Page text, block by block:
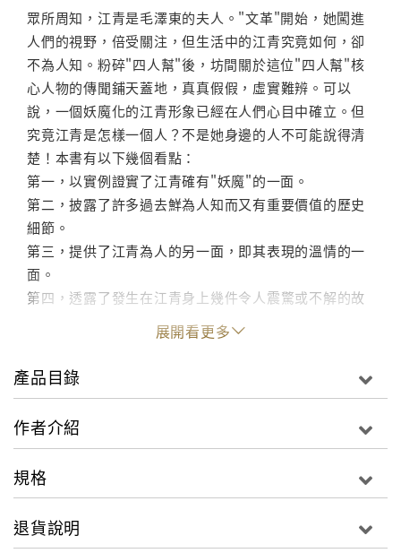
眾所周知，江青是毛澤東的夫人。"文革"開始，她闖進
人們的視野，倍受關注，但生活中的江青究竟如何，卻
不為人知。粉碎"四人幫"後，坊間關於這位"四人幫"核
心人物的傳聞鋪天蓋地，真真假假，虛實難辨。可以
說，一個妖魔化的江青形象已經在人們心目中確立。但
究竟江青是怎樣一個人？不是她身邊的人不可能說得清
楚！本書有以下幾個看點：
第一，以實例證實了江青確有"妖魔"的一面。
第二，披露了許多過去鮮為人知而又有重要價值的歷史
細節。
第三，提供了江青為人的另一面，即其表現的溫情的一
面。
第四，透露了發生在江青身上幾件令人震驚或不解的故
第五，澄清了幾則坊間廣為流傳的說法。如說江青有"三
假"，江青的生活作風問題等。
第六，江青愛好攝影，書中配有幾張江青攝製的珍貴照
個真實的江青
展開看更多
產品目錄
作者介紹
規格
退貨說明